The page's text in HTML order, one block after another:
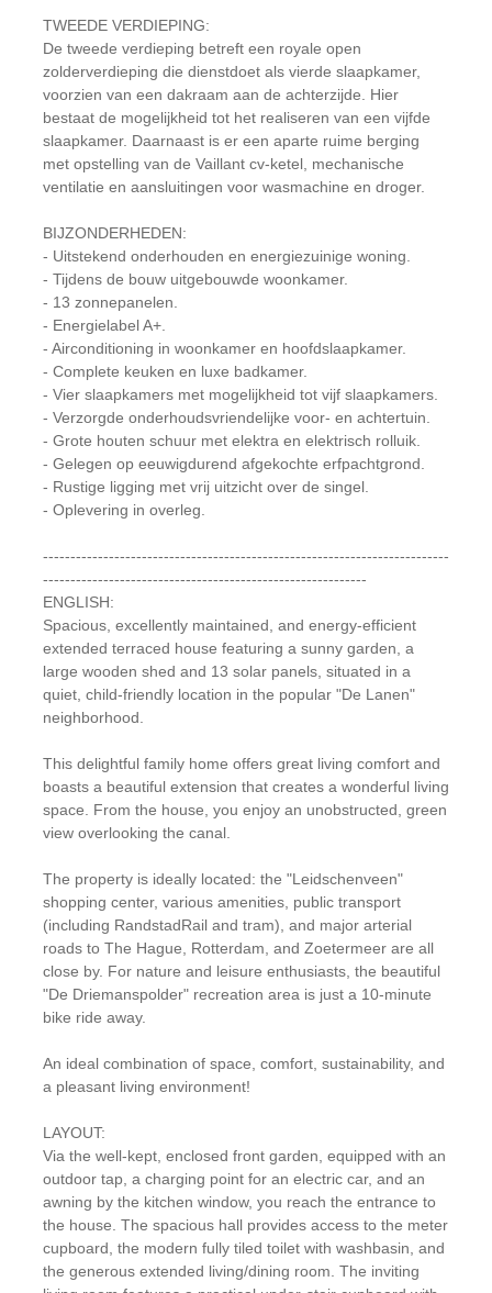
TWEEDE VERDIEPING:
De tweede verdieping betreft een royale open
zolderverdieping die dienstdoet als vierde slaapkamer,
voorzien van een dakraam aan de achterzijde. Hier
bestaat de mogelijkheid tot het realiseren van een vijfde
slaapkamer. Daarnaast is er een aparte ruime berging
met opstelling van de Vaillant cv-ketel, mechanische
ventilatie en aansluitingen voor wasmachine en droger.
BIJZONDERHEDEN:
- Uitstekend onderhouden en energiezuinige woning.
- Tijdens de bouw uitgebouwde woonkamer.
- 13 zonnepanelen.
- Energielabel A+.
- Airconditioning in woonkamer en hoofdslaapkamer.
- Complete keuken en luxe badkamer.
- Vier slaapkamers met mogelijkheid tot vijf slaapkamers.
- Verzorgde onderhoudsvriendelijke voor- en achtertuin.
- Grote houten schuur met elektra en elektrisch rolluik.
- Gelegen op eeuwigdurend afgekochte erfpachtgrond.
- Rustige ligging met vrij uitzicht over de singel.
- Oplevering in overleg.
--------------------------------------------------------------------------
-----------------------------------------------------------
ENGLISH:
Spacious, excellently maintained, and energy-efficient
extended terraced house featuring a sunny garden, a
large wooden shed and 13 solar panels, situated in a
quiet, child-friendly location in the popular "De Lanen"
neighborhood.
This delightful family home offers great living comfort and
boasts a beautiful extension that creates a wonderful living
space. From the house, you enjoy an unobstructed, green
view overlooking the canal.
The property is ideally located: the "Leidschenveen"
shopping center, various amenities, public transport
(including RandstadRail and tram), and major arterial
roads to The Hague, Rotterdam, and Zoetermeer are all
close by. For nature and leisure enthusiasts, the beautiful
"De Driemanspolder" recreation area is just a 10-minute
bike ride away.
An ideal combination of space, comfort, sustainability, and
a pleasant living environment!
LAYOUT:
Via the well-kept, enclosed front garden, equipped with an
outdoor tap, a charging point for an electric car, and an
awning by the kitchen window, you reach the entrance to
the house. The spacious hall provides access to the meter
cupboard, the modern fully tiled toilet with washbasin, and
the generous extended living/dining room. The inviting